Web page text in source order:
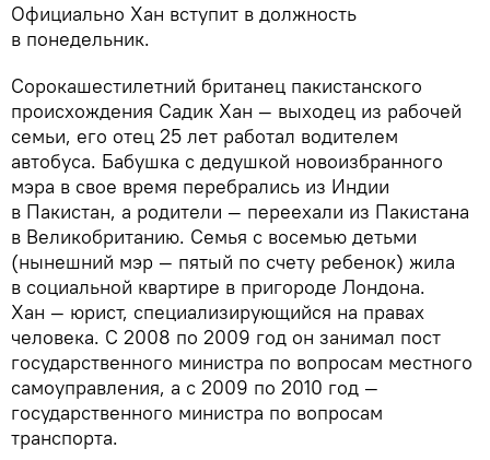
Официально Хан вступит в должность
в понедельник.
Сорокашестилетний британец пакистанского
происхождения Садик Хан — выходец из рабочей
семьи, его отец 25 лет работал водителем
автобуса. Бабушка с дедушкой новоизбранного
мэра в свое время перебрались из Индии
в Пакистан, а родители — переехали из Пакистана
в Великобританию. Семья с восемью детьми
(нынешний мэр — пятый по счету ребенок) жила
в социальной квартире в пригороде Лондона.
Хан — юрист, специализирующийся на правах
человека. С 2008 по 2009 год он занимал пост
государственного министра по вопросам местного
самоуправления, а с 2009 по 2010 год —
государственного министра по вопросам
транспорта.